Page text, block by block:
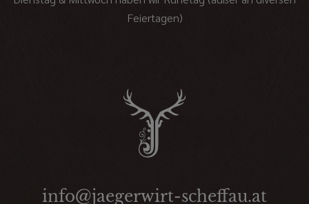
Feiertagen)
info@jaegerwirt-scheffau.at